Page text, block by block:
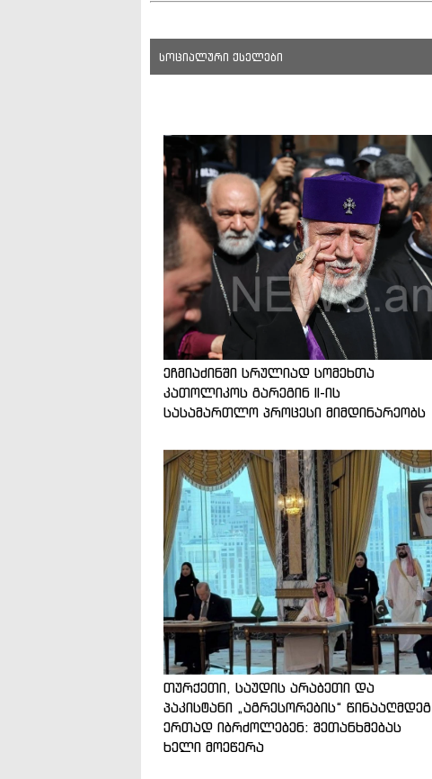
სოციალური ქსელები
ეჩმიაძინში სრულიად სომეხთა
კათოლიკოს გარეგინ II-ის
სასამართლო პროცესი მიმდინარეობს
თურქეთი, საუდის არაბეთი და
პაკისტანი „აგრესორების“ წინააღმდეგ
ერთად იბრძოლებენ: შეთანხმებას
ხელი მოეწერა